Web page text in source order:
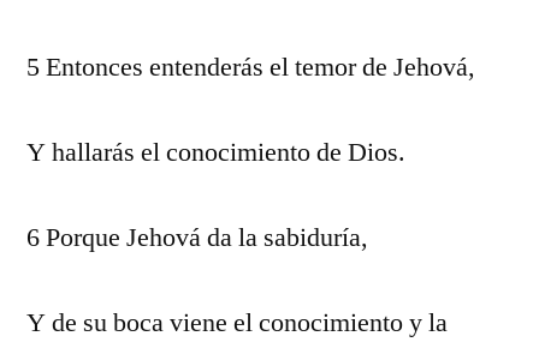
5 Entonces entenderás el temor de Jehová,
Y hallarás el conocimiento de Dios.
6 Porque Jehová da la sabiduría,
Y de su boca viene el conocimiento y la